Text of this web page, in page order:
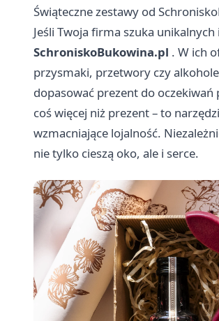
Świąteczne zestawy od
Jeśli Twoja firma szuka
SchroniskoBukowina.pl . W ich
przysmaki, przetwory czy
dopasować prezent do
coś więcej niż prezent – to
wzmacniające lojalność.
nie tylko cieszą oko, ale i serce.